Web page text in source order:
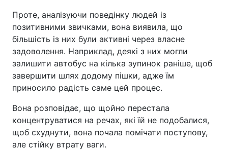
Проте, аналізуючи поведінку людей із
позитивними звичками, вона виявила, що
більшість із них були активні через власне
задоволення. Наприклад, деякі з них могли
залишити автобус на кілька зупинок раніше, щоб
завершити шлях додому пішки, адже їм
приносило радість саме цей процес.
Вона розповідає, що щойно перестала
концентруватися на речах, які їй не подобалися,
щоб схуднути, вона почала помічати поступову,
але стійку втрату ваги.